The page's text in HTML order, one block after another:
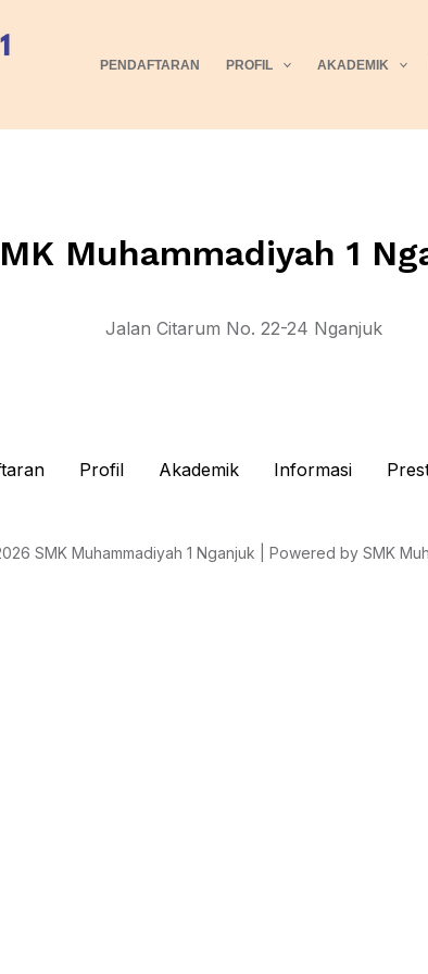
PENDAFTARAN PROFIL AKADEMIK
Muhammadiyah 1
Jalan Citarum No. 22-24 Nganjuk
Profil Akademik Informasi
SMK Muhammadiyah 1 Nganjuk | Powered by SMK